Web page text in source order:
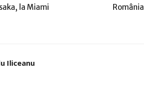
la Miami
Iliceanu